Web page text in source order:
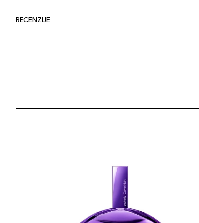
RECENZIJE